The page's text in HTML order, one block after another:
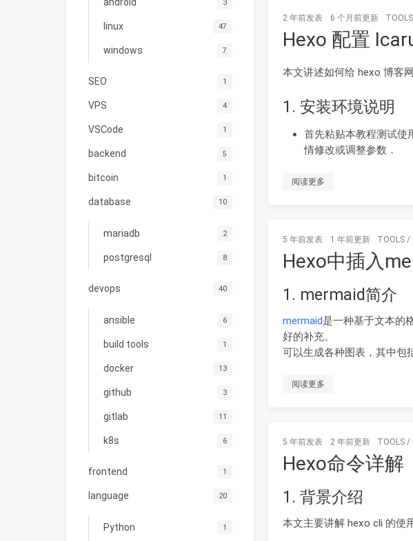
2 年前发表 6 个月前更新 TOOLS
Hexo 配置
本文讲述如何给 hexo 博客
1. 安装环境说明
首先粘贴本教程测试使
情修改或调整参数．
阅读更多
5 年前发表 1 年前更新 TOOLS /
Hexo中插入
1. mermaid简介
mermaid是一种基于文本的
好的补充。
可以生成各种图表，其中包
阅读更多
5 年前发表 2 年前更新 TOOLS /
Hexo命令详解
1. 背景介绍
本文主要讲解 hexo cli 的使
3
linux 47
windows 7
SEO 1
VPS 4
VSCode 1
backend 5
bitcoin 1
database 10
mariadb 2
postgresql 8
devops 40
ansible 6
build tools 1
docker 13
github 3
gitlab 11
k8s 6
frontend 1
language 20
Python 1